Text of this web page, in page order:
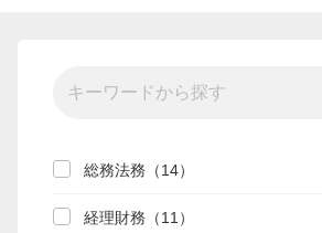
お知らせ総務法務（14）
経理財務（11）